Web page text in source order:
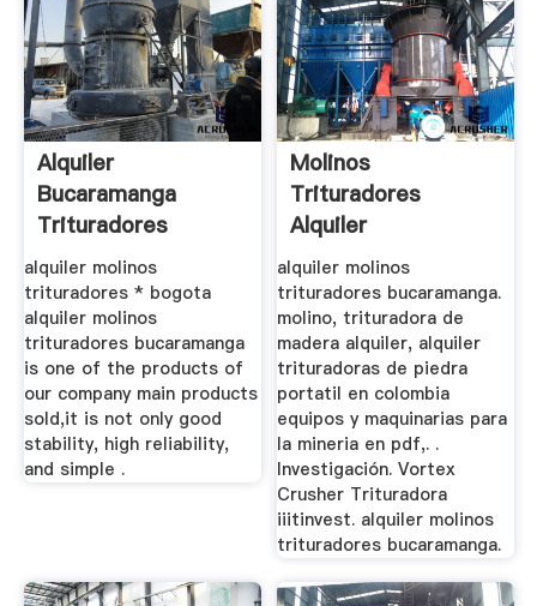
Alquiler
Bucaramanga
Trituradores
alquiler molinos
trituradores * bogota
alquiler molinos
trituradores bucaramanga
is one of the products of
our company main products
sold,it is not only good
stability, high reliability,
and simple .
Molinos
Trituradores
Alquiler
alquiler molinos
trituradores bucaramanga.
molino, trituradora de
madera alquiler, alquiler
trituradoras de piedra
portatil en colombia
equipos y maquinarias para
la mineria en pdf,. .
Investigación. Vortex
Crusher Trituradora
iiitinvest. alquiler molinos
trituradores bucaramanga.